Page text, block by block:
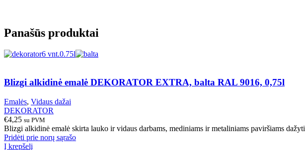
Panašūs produktai
6 vnt.0.75l
Blizgi alkidinė emalė DEKORATOR EXTRA, balta RAL 9016, 0,75l
Emalės, Vidaus dažai
DEKORATOR
€4,25 su PVM
Blizgi alkidinė emalė skirta lauko ir vidaus darbams, mediniams ir metaliniams paviršiams dažyti
Pridėti prie norų sąrašo
Į krepšelį